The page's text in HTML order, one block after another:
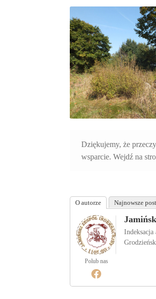
Dziękujemy, że
wsparcie. Wejdź na
O autorze Najnowsze
Polub nas